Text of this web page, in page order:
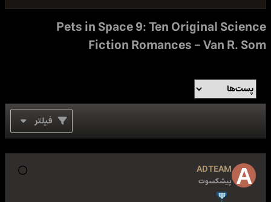
Pets in Space 9: Ten Original Science
Fiction Romances - Van R. Som
فیلتر
ADTEAM
پیشکسوت